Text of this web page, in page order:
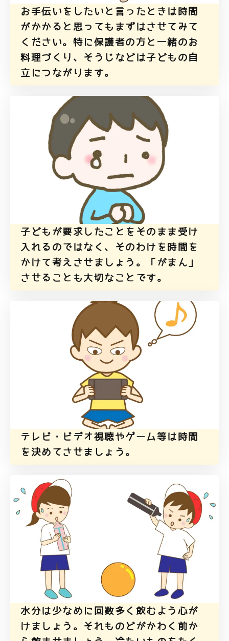
お手伝いをしたいと言ったときは時間
がかかると思ってもまずはさせてみて
ください。特に保護者の方と一緒のお
料理づくり、そうじなどは子どもの自
立につながります。
子どもが要求したことをそのまま受け
入れるのではなく、そのわけを時間を
かけて考えさせましょう。「がまん」
させることも大切なことです。
テレビ・ビデオ視聴やゲーム等は時間
を決めてさせましょう。
水分は少なめに回数多く飲むよう心が
けましょう。それものどがかわく前か